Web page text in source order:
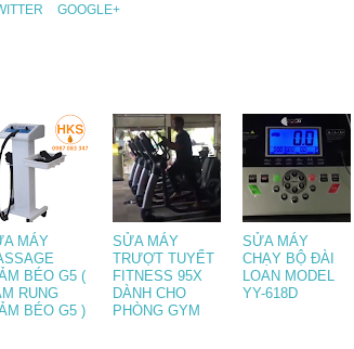
GOOGLE+
MÁY
BÉO G5 (
RUNG
BÉO G5 )
SỬA MÁY
TRƯỢT TUYẾT
FITNESS 95X
DÀNH CHO
PHÒNG GYM
SỬA MÁY
CHẠY BỘ ĐÀI
LOAN MODEL
YY-618D